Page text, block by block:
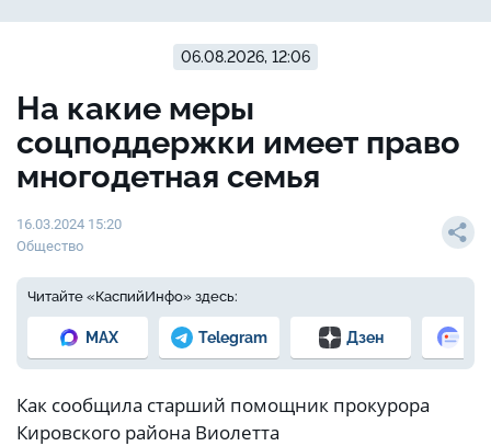
06.08.2026, 12:06
На какие меры
соцподдержки имеет право
многодетная семья
16.03.2024 15:20
Общество
Читайте «КаспийИнфо» здесь:
MAX Telegram Дзен
Как сообщила старший помощник прокурора
Кировского района Виолетта